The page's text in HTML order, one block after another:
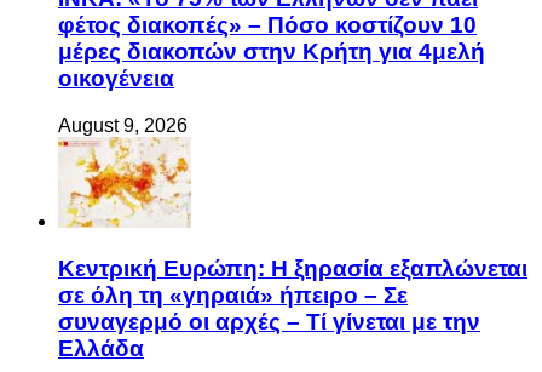
φέτος διακοπές» – Πόσο κοστίζουν 10
μέρες διακοπών στην Κρήτη για 4μελή
οικογένεια
August 9, 2026
Κεντρική Ευρώπη: Η ξηρασία εξαπλώνεται
σε όλη τη «γηραιά» ήπειρο – Σε
συναγερμό οι αρχές – Τί γίνεται με την
Ελλάδα